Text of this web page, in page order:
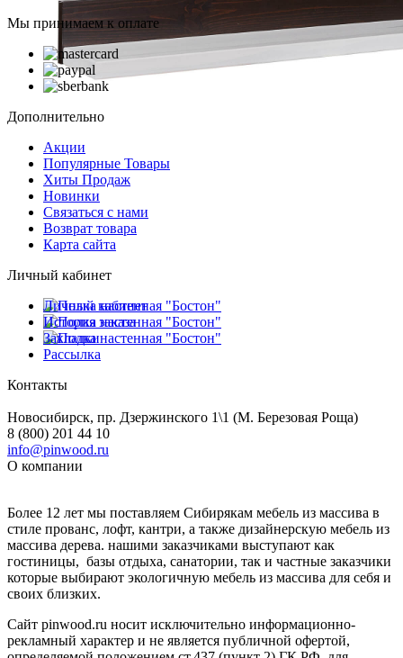
Мы принимаем к оплате
Дополнительно
Акции
Популярные Товары
Хиты Продаж
Новинки
Связаться с нами
Возврат товара
Карта сайта
Личный кабинет
Личный кабинет
История заказа
Закладки
Рассылка
Контакты
Новосибирск, пр. Дзержинского 1\1 (М. Березовая Роща)
8 (800) 201 44 10
info@pinwood.ru
О компании
Более 12 лет мы поставляем Сибирякам мебель из массива в
стиле прованс, лофт, кантри, а также дизайнерскую мебель из
массива дерева. нашими заказчиками выступают как
гостиницы, базы отдыха, санатории, так и частные заказчики
которые выбирают экологичную мебель из массива для себя и
своих близких.
Сайт pinwood.ru носит исключительно информационно-
рекламный характер и не является публичной офертой,